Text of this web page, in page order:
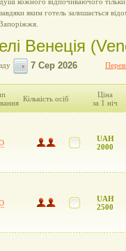
завдяки яким готель залишається
Запоріжжя.
Венеція
Кількість осіб
Ціна
за 1 ніч
UAH
2000
UAH
2500